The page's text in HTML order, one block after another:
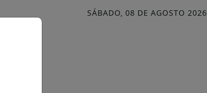
SÁBADO, 08 DE AGOSTO 2026